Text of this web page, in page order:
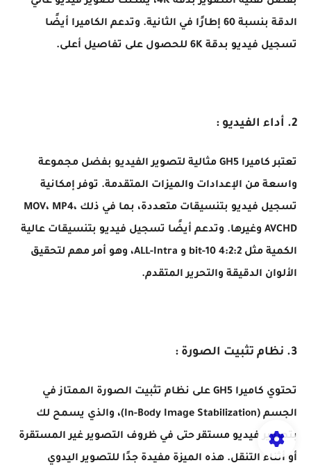
الدقة بنسبة 60 إطارًا في الثانية. وتدعم الكاميرا أيضًا
تسجيل فيديو بدقة 6K للحصول على تفاصيل أعلى.
2. أداء الفيديو :
تعتبر كاميرا GH5 مثالية لتصوير الفيديو بفضل مجموعة
واسعة من الإعدادات والميزات المتقدمة. توفر إمكانية
تسجيل فيديو بتنسيقات متعددة، بما في ذلك MOV، MP4،
AVCHD وغيرها. وتدعم أيضًا تسجيل فيديو بتنسيقات عالية
الكمية مثل 4:2:2 10-bit و ALL-Intra، وهو أمر مهم لتحقيق
الألوان الدقيقة والتحرير المتقدم.
3. نظام تثبيت الصورة :
تحتوي كاميرا GH5 على نظام تثبيت الصورة الممتاز في
الجسم (In-Body Image Stabilization)، والذي يسمح لك
بتصوير فيديو مستقر حتى في ظروف التصوير غير المستقرة
أو أثناء التنقل. هذه الميزة مفيدة جدًا للتصوير اليدوي